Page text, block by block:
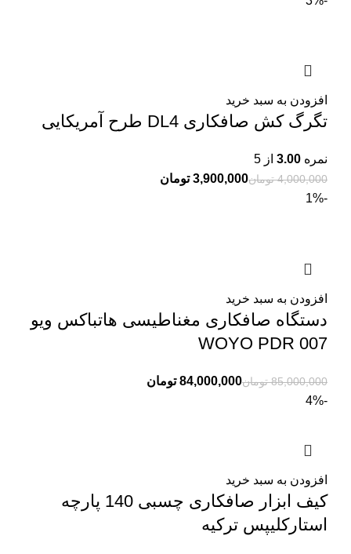
افزودن به سبد خرید
تگرگ کش صافکاری DL4 طرح آمریکایی
نمره 3.00 از 5
4,000,000 تومان3,900,000 تومان
-1%
افزودن به سبد خرید
دستگاه صافکاری مغناطیسی هاتباکس ویو
WOYO PDR 007
85,000,000 تومان84,000,000 تومان
-4%
افزودن به سبد خرید
کیف ابزار صافکاری چسبی 140 پارچه
استارکلیپس ترکیه